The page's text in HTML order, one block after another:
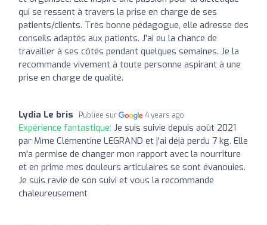
qui se ressent à travers la prise en charge de ses
patients/clients. Très bonne pédagogue, elle adresse des
conseils adaptés aux patients. J'ai eu la chance de
travailler à ses côtés pendant quelques semaines. Je la
recommande vivement à toute personne aspirant à une
prise en charge de qualité.
Lydia Le bris Publiée sur 4 years ago
Expérience fantastique: Je suis suivie depuis août 2021
par Mme Clémentine LEGRAND et j'ai déjà perdu 7 kg. Elle
m'a permise de changer mon rapport avec la nourriture
et en prime mes douleurs articulaires se sont évanouies.
Je suis ravie de son suivi et vous la recommande
chaleureusement